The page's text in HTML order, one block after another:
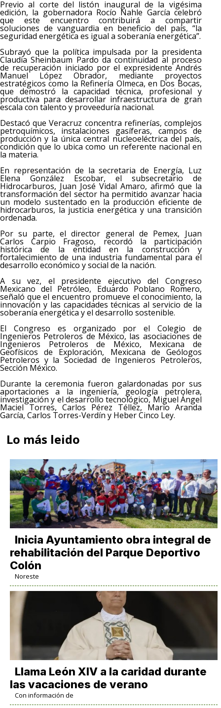
Previo al corte del listón inaugural de la vigésima
edición, la gobernadora Rocío Nahle García celebró
que este encuentro contribuirá a compartir
soluciones de vanguardia en beneficio del país, “la
seguridad energética es igual a soberanía energética”.
Subrayó que la política impulsada por la presidenta
Claudia Sheinbaum Pardo da continuidad al proceso
de recuperación iniciado por el expresidente Andrés
Manuel López Obrador, mediante proyectos
estratégicos como la Refinería Olmeca, en Dos Bocas,
que demostró la capacidad técnica, profesional y
productiva para desarrollar infraestructura de gran
escala con talento y proveeduría nacional.
Destacó que Veracruz concentra refinerías, complejos
petroquímicos, instalaciones gasíferas, campos de
producción y la única central nucleoeléctrica del país,
condición que lo ubica como un referente nacional en
la materia.
En representación de la secretaria de Energía, Luz
Elena González Escobar, el subsecretario de
Hidrocarburos, Juan José Vidal Amaro, afirmó que la
transformación del sector ha permitido avanzar hacia
un modelo sustentado en la producción eficiente de
hidrocarburos, la justicia energética y una transición
ordenada.
Por su parte, el director general de Pemex, Juan
Carlos Carpio Fragoso, recordó la participación
histórica de la entidad en la construcción y
fortalecimiento de una industria fundamental para el
desarrollo económico y social de la nación.
A su vez, el presidente ejecutivo del Congreso
Mexicano del Petróleo, Eduardo Poblano Romero,
señaló que el encuentro promueve el conocimiento, la
innovación y las capacidades técnicas al servicio de la
soberanía energética y el desarrollo sostenible.
El Congreso es organizado por el Colegio de
Ingenieros Petroleros de México, las asociaciones de
Ingenieros Petroleros de México, Mexicana de
Geofísicos de Exploración, Mexicana de Geólogos
Petroleros y la Sociedad de Ingenieros Petroleros,
Sección México.
Durante la ceremonia fueron galardonadas por sus
aportaciones a la ingeniería, geología petrolera,
investigación y el desarrollo tecnológico, Miguel Ángel
Maciel Torres, Carlos Pérez Téllez, Mario Aranda
García, Carlos Torres-Verdín y Heber Cinco Ley.
Lo más leido
Inicia Ayuntamiento obra integral de
rehabilitación del Parque Deportivo
Colón
Noreste
Llama León XIV a la caridad durante
las vacaciones de verano
Con información de